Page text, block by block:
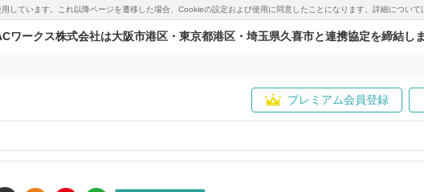
しています。これ以降ページを遷移した場合、Cookieの設定および使用に同意したことになります。詳細について
ワークス株式会社は大阪市港区・東京都港区・埼玉県久喜市と連携協定を締結し
プレミアム会員登録